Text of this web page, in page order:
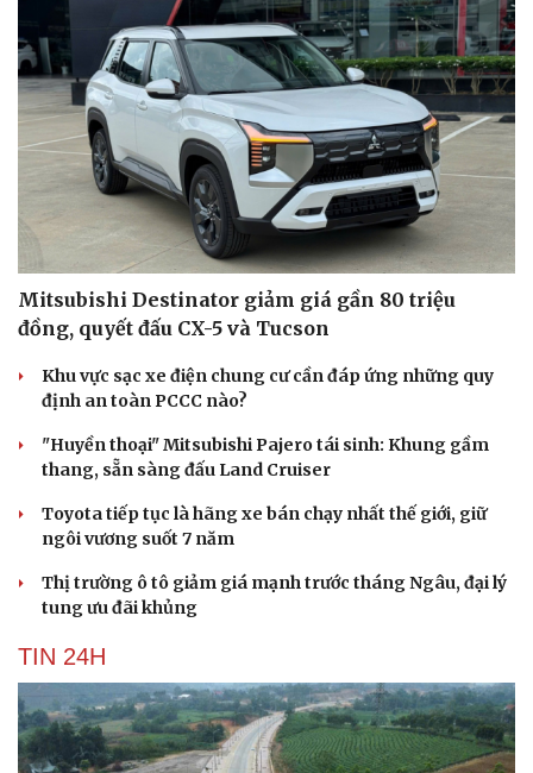
Cải chính
Mitsubishi Destinator giảm giá gần 80 triệu
đồng, quyết đấu CX-5 và Tucson
Khu vực sạc xe điện chung cư cần đáp ứng những quy
định an toàn PCCC nào?
"Huyền thoại" Mitsubishi Pajero tái sinh: Khung gầm
thang, sẵn sàng đấu Land Cruiser
Toyota tiếp tục là hãng xe bán chạy nhất thế giới, giữ
ngôi vương suốt 7 năm
Thị trường ô tô giảm giá mạnh trước tháng Ngâu, đại lý
tung ưu đãi khủng
TIN 24H